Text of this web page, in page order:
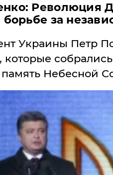
Революция
борьбе за
Украины Петр
память Небесной